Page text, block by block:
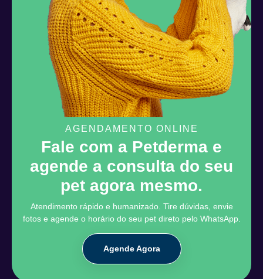
AGENDAMENTO ONLINE
Fale com a Petderma e
agende a consulta do seu
pet agora mesmo.
Atendimento rápido e humanizado. Tire dúvidas, envie
fotos e agende o horário do seu pet direto pelo WhatsApp.
Agende Agora